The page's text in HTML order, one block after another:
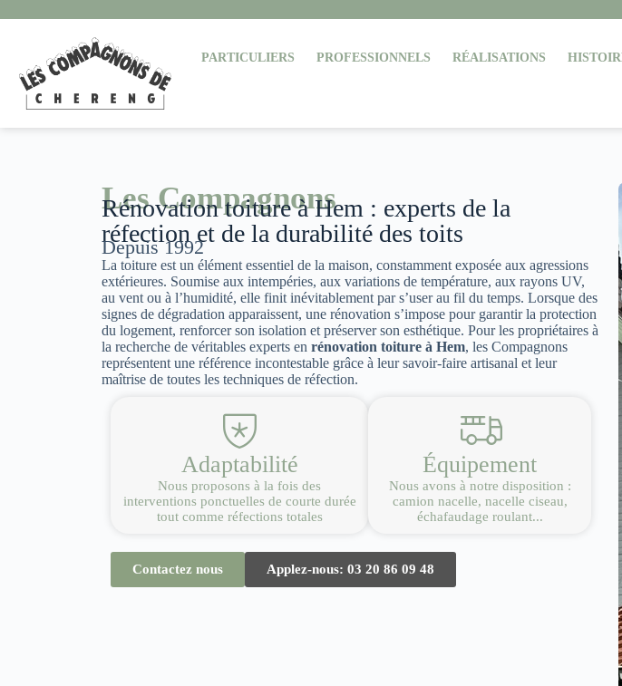
PARTICULIERS PROFESSIONNELS RÉALISATIONS
Les Compagnons
Rénovation toiture à Hem : experts de la
réfection et de la durabilité des toits
Depuis 1992
La toiture est un élément essentiel de la maison, constamment exposée aux agressions
extérieures. Soumise aux intempéries, aux variations de température, aux rayons UV,
au vent ou à l’humidité, elle finit inévitablement par s’user au fil du temps. Lorsque des
signes de dégradation apparaissent, une rénovation s’impose pour garantir la protection
du logement, renforcer son isolation et préserver son esthétique. Pour les propriétaires à
la recherche de véritables experts en rénovation toiture à Hem, les Compagnons
représentent une référence incontestable grâce à leur savoir-faire artisanal et leur
maîtrise de toutes les techniques de réfection.
Adaptabilité
Nous proposons à la fois des
interventions ponctuelles de courte durée
tout comme réfections totales
Équipement
Nous avons à notre disposition :
camion nacelle, nacelle ciseau,
échafaudage roulant...
Contactez nous Applez-nous: 03 20 86 09 48